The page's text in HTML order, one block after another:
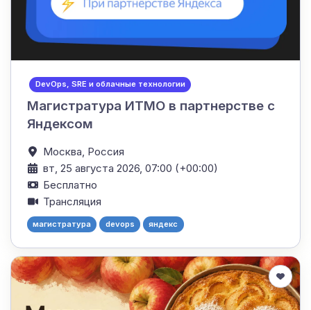
DevOps, SRE и облачные технологии
Магистратура ИТМО в партнерстве с
Яндексом
Москва, Россия
вт, 25 августа 2026, 07:00 (+00:00)
Бесплатно
Трансляция
магистратура devops яндекс